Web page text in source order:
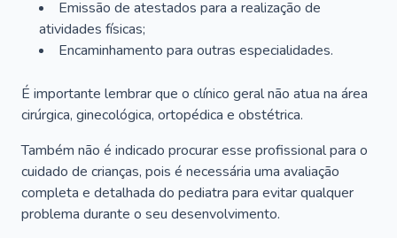
Emissão de atestados para a realização de
atividades físicas;
Encaminhamento para outras especialidades.
É importante lembrar que o clínico geral não atua na área
cirúrgica, ginecológica, ortopédica e obstétrica.
Também não é indicado procurar esse profissional para o
cuidado de crianças, pois é necessária uma avaliação
completa e detalhada do pediatra para evitar qualquer
problema durante o seu desenvolvimento.